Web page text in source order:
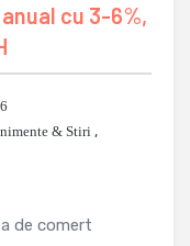
cu 3-6%,
& Stiri ,
de comert